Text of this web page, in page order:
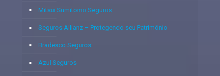
Mitsui Sumitomo Seguros
Seguros Allianz – Protegendo seu Patrimônio
Bradesco Seguros
Azul Seguros